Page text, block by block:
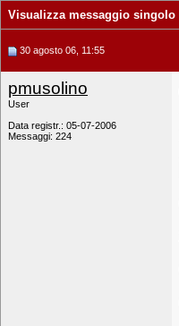
Visualizza messaggio singolo
30 agosto 06, 11:55
pmusolino
User
Data registr.: 05-07-2006
Messaggi: 224